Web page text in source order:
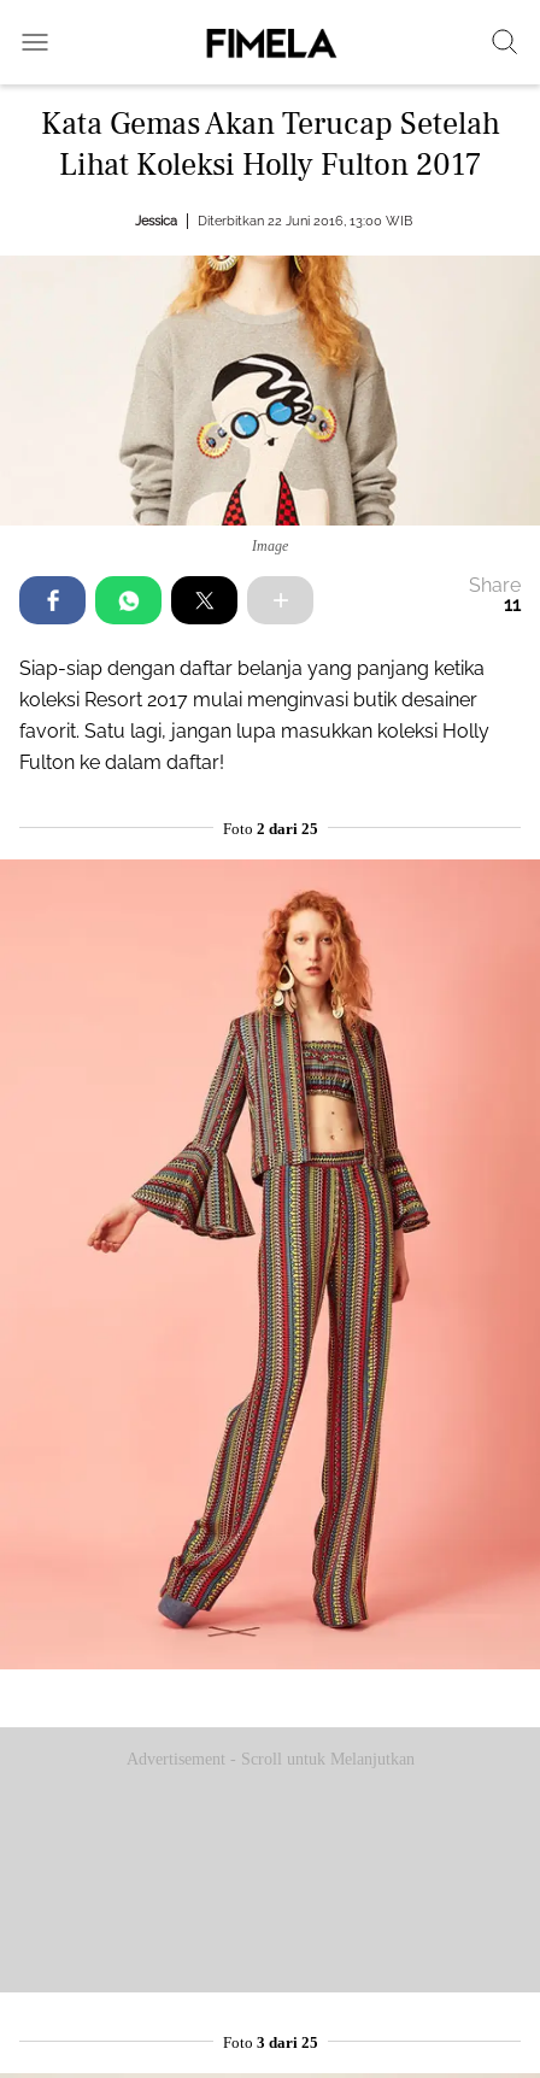
Kata Gemas Akan Terucap Setelah
Lihat Koleksi Holly Fulton 2017
Jessica Diterbitkan 22 Juni 2016, 13:00 WIB
Image
Share
11
Siap-siap dengan daftar belanja yang panjang ketika
koleksi Resort 2017 mulai menginvasi butik desainer
favorit. Satu lagi, jangan lupa masukkan koleksi Holly
Fulton ke dalam daftar!
Foto 2 dari 25
Advertisement - Scroll untuk Melanjutkan
Foto 3 dari 25